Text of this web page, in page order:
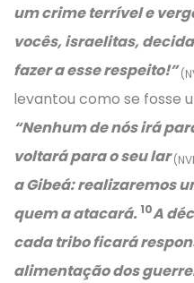
um crime terrível e
vocês, israelitas,
fazer a esse respeito!”
levantou como se fosse
“Nenhum de nós irá
voltará para o seu lar
a Gibeá: realizaremos
quem a atacará.10A
cada tribo ficará
alimentação dos